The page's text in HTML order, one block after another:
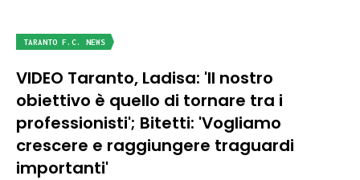
TARANTO F.C. NEWS
VIDEO Taranto, Ladisa: 'Il nostro
obiettivo è quello di tornare tra i
professionisti'; Bitetti: 'Vogliamo
crescere e raggiungere traguardi
importanti'